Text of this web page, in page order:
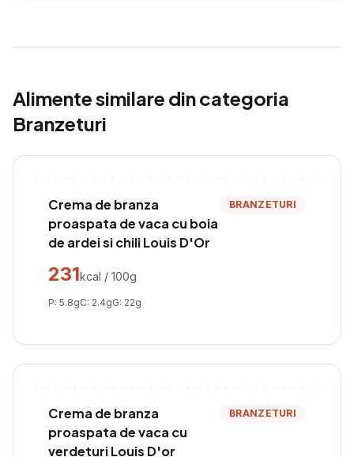
Alimente similare din categoria
Branzeturi
Crema de branza
proaspata de vaca cu boia
de ardei si chili Louis D'Or
BRANZETURI
231kcal / 100g
P: 5.8gC: 2.4gG: 22g
Crema de branza
proaspata de vaca cu
verdeturi Louis D'or
BRANZETURI